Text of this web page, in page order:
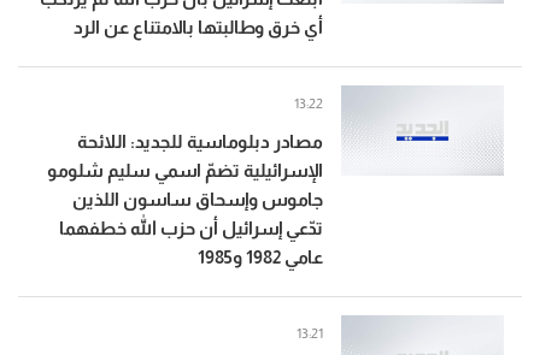
أي خرق وطالبتها بالامتناع عن الرد
مصادر دبلوماسية للجديد: اللائحة
الإسرائيلية تضمّ اسمي سليم شلومو
جاموس وإسحاق ساسون اللذين
تدّعي إسرائيل أن حزب الله خطفهما
عامي 1982 و1985
13:22
13:21